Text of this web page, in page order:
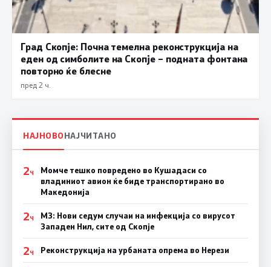
Град Скопје: Почна темелна реконструкција на
еден од симболите на Скопје – подната фонтана
повторно ќе блесне
пред 2 ч.
НАЈНОВОНАЈЧИТАНО
2Ч
Момче тешко повредено во Кушадаси со
владиниот авион ќе биде транспортирано во
Македонија
2Ч
МЗ: Нови седум случаи на инфекција со вирусот
Западен Нил, сите од Скопје
2Ч Реконструкција на урбаната опрема во Нерези